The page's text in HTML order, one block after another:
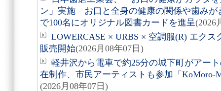
ン」実施 お口と全身の健康の関係や歯みが
で100名にオリジナル図書カードを進呈(2026
LOWERCASE × URBS × 空調服(R) エク
販売開始(2026月08年07日)
軽井沢から電車で約25分の城下町がアー
在制作、市民アーティストも参加「KoMoro-
(2026月08年07日)